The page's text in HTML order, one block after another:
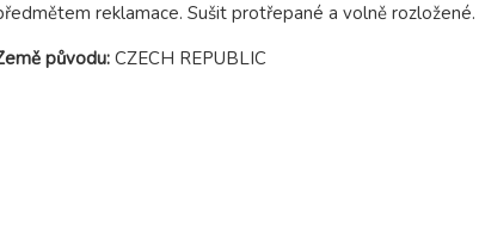
reklamace. Sušit protřepané a volně rozložené.
původu: CZECH REPUBLIC